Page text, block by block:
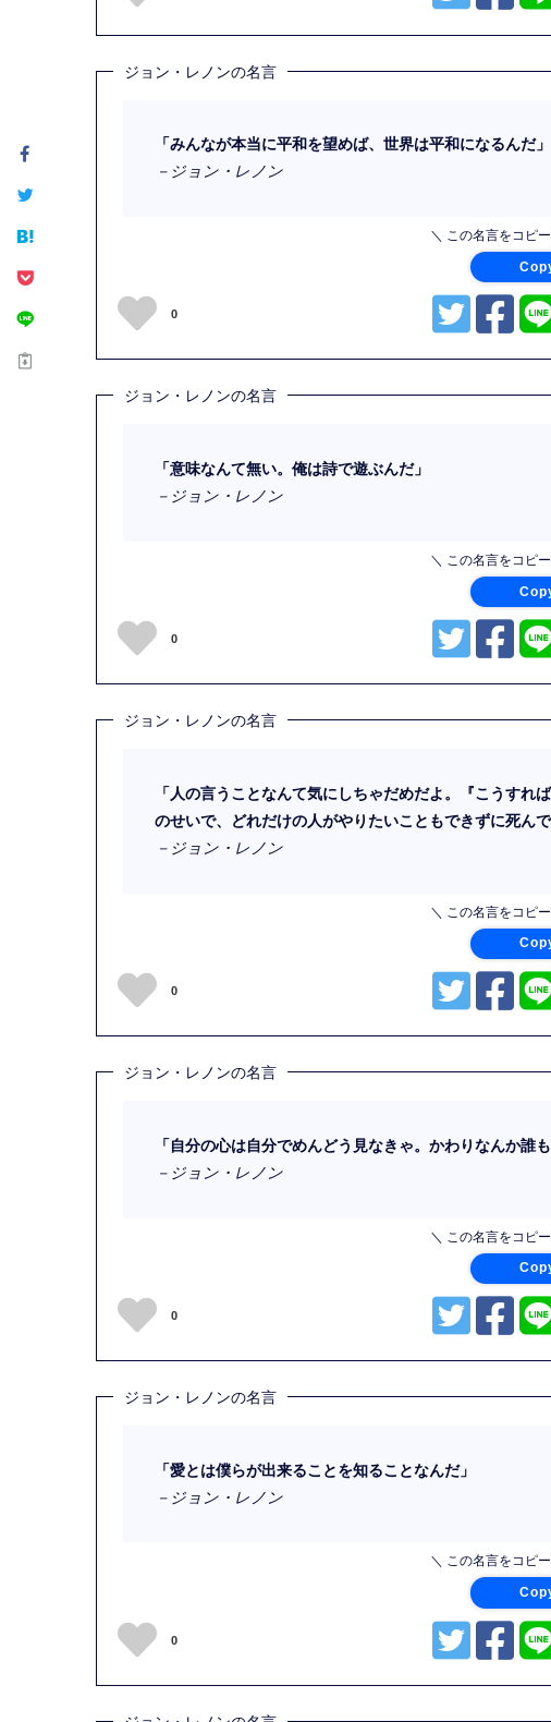
ジョン・レノンの名言
「みんなが本当に平和を望めば、世界は平和になるんだ」
－ジョン・レノン
＼ この名言をコピ
0
ジョン・レノンの名言
「意味なんて無い。俺は詩で遊ぶんだ」
－ジョン・レノン
＼ この名言をコピ
0
ジョン・レノンの名言
「人の言うことなんて気にしちゃだめだよ。『こうす
のせいで、どれだけの人がやりたいこともできずに死んで
－ジョン・レノン
＼ この名言をコピ
0
ジョン・レノンの名言
「自分の心は自分でめんどう見なきゃ。かわりなんか誰
－ジョン・レノン
＼ この名言をコピ
0
ジョン・レノンの名言
「愛とは僕らが出来ることを知ることなんだ」
－ジョン・レノン
＼ この名言をコピ
0